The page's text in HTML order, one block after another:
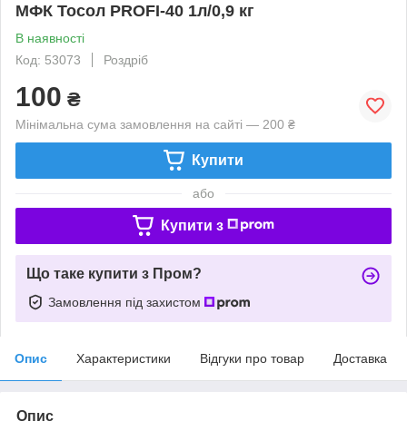
МФК Тосол PROFI-40 1л/0,9 кг
В наявності
Код: 53073
Роздріб
100 ₴
Мінімальна сума замовлення на сайті — 200 ₴
Купити
або
Купити з
Що таке купити з Пром?
Замовлення під захистом
Опис Характеристики Відгуки про товар Доставка
Опис